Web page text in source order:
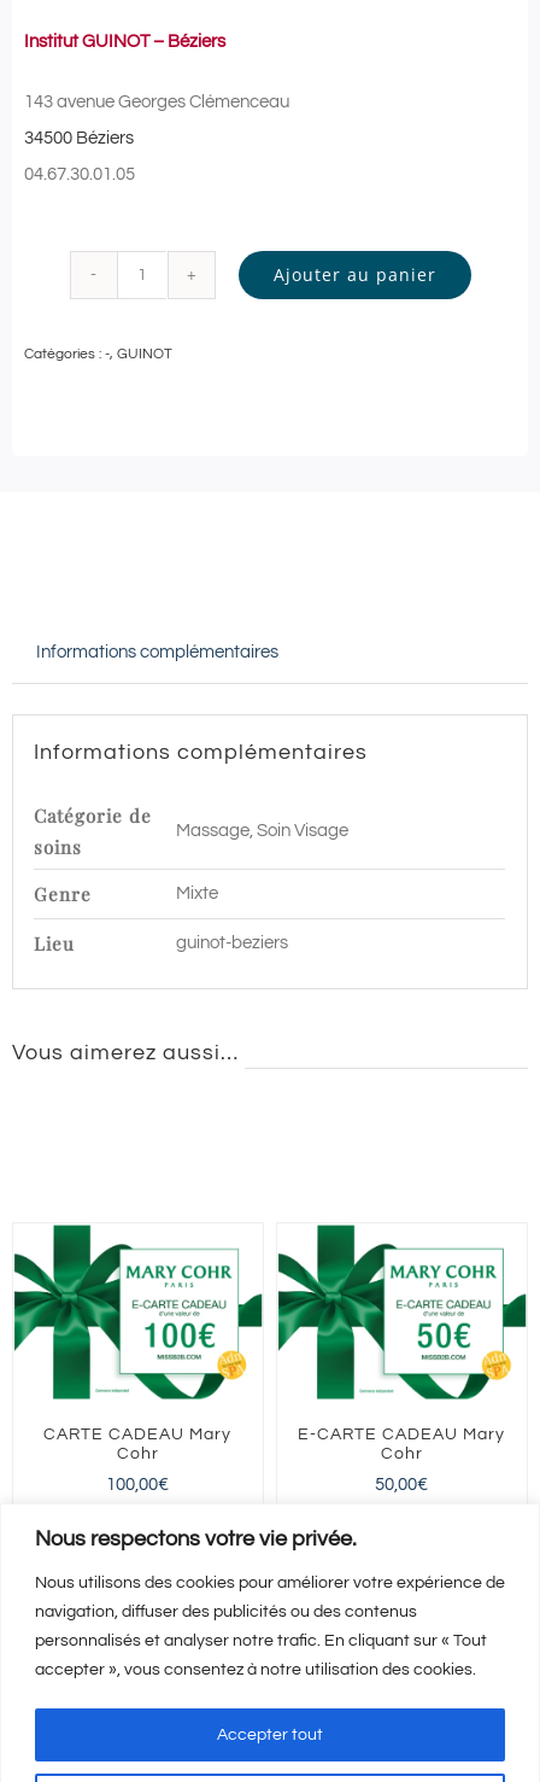
Nous respectons votre vie privée.
Nous utilisons des cookies pour améliorer votre expérience de
navigation, diffuser des publicités ou des contenus
personnalisés et analyser notre trafic. En cliquant sur « Tout
accepter », vous consentez à notre utilisation des cookies.
Accepter tout
Institut GUINOT – Béziers
143 avenue Georges Clémenceau
34500 Béziers
04.67.30.01.05
Guinot
|
Béziers
Ajouter au panier
Catégories : -, GUINOT
Informations complémentaires
Informations complémentaires
Catégorie de
soins
Massage, Soin Visage
Genre Mixte
Lieu guinot-beziers
Vous aimerez aussi…
CARTE CADEAU Mary
Cohr
100,00€
FRANCE entière
Ajouter au panier
Détails
E-CARTE CADEAU Mary
Cohr
50,00€
Ajouter au panier
Détails